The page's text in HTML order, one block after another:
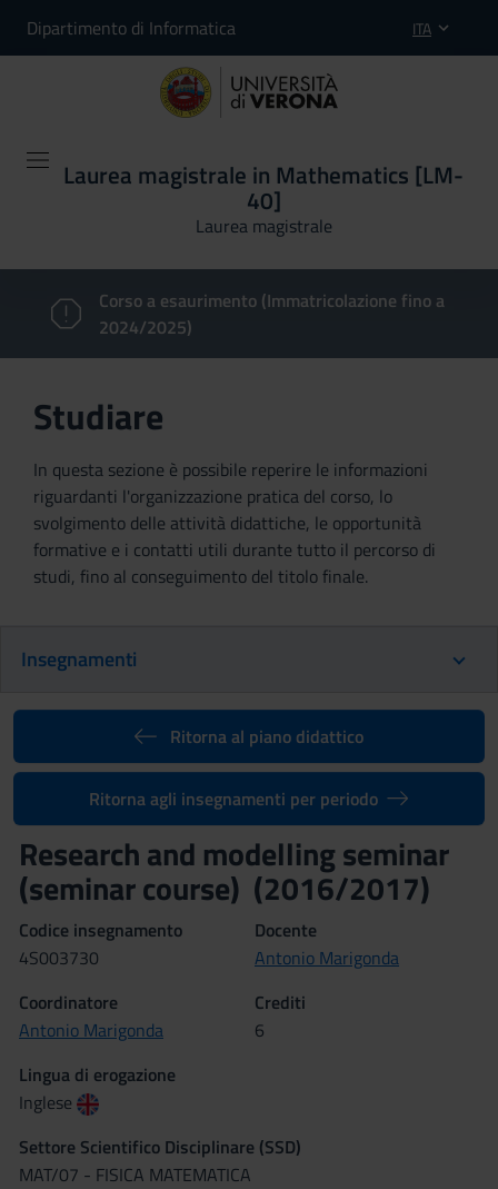
Dipartimento di Informatica ITA
Laurea magistrale in Mathematics [LM-
40]
Laurea magistrale
Corso a esaurimento (Immatricolazione fino a
2024/2025)
Studiare
In questa sezione è possibile reperire le informazioni
riguardanti l'organizzazione pratica del corso, lo
svolgimento delle attività didattiche, le opportunità
formative e i contatti utili durante tutto il percorso di
studi, fino al conseguimento del titolo finale.
Insegnamenti
Ritorna al piano didattico
Ritorna agli insegnamenti per periodo
Research and modelling seminar
(seminar course) (2016/2017)
Codice insegnamento
4S003730
Docente
Antonio Marigonda
Coordinatore
Antonio Marigonda
Crediti
6
Lingua di erogazione
Inglese
Settore Scientifico Disciplinare (SSD)
MAT/07 - FISICA MATEMATICA